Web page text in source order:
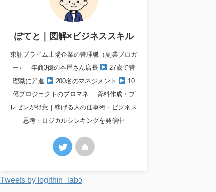
ぽてと｜図解×ビジネススキル
東証プライム上場企業の管理職（副業ブロガ
ー）｜年商3億の本屋さん店長
27歳で管
理職に昇進
200名のマネジメント
10
億プロジェクトのプロマネ ｜資料作成・プ
レゼンが得意｜稼げる人の仕事術・ビジネス
思考・ロジカルシンキングを発信中
Tweets by logithin_labo